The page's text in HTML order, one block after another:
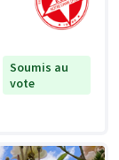
Soumis au
vote